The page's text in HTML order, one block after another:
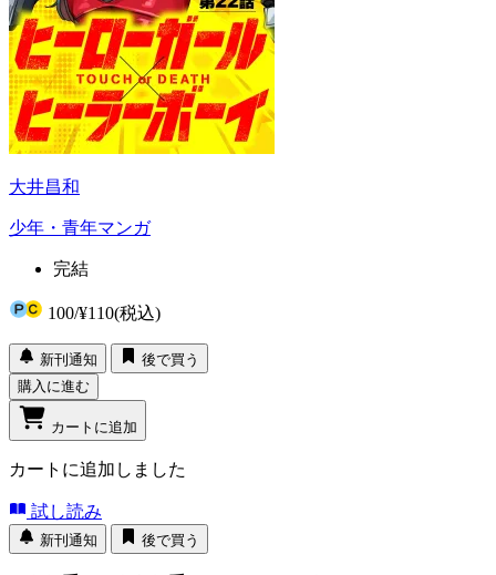
大井昌和
少年・青年マンガ
完結
100/¥110(税込)
新刊通知
後で買う
購入に進む
カートに追加
カートに追加しました
試し読み
新刊通知 後で買う